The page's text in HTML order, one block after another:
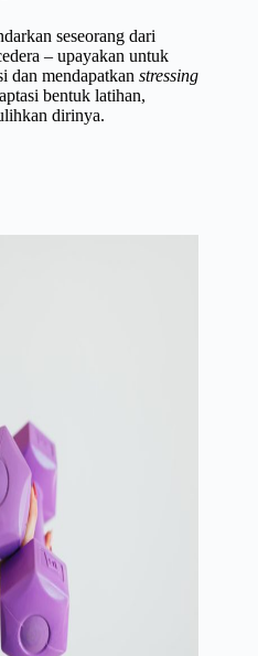
seseorang dari
– upayakan untuk
dan mendapatkan stressing
bentuk latihan,
dirinya.